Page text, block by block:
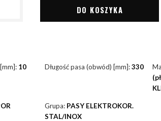
DO KOSZYKA
10 Długość pasa (obwód) [mm]:330
Grupa: PASY ELEKTROKOR.
STAL/INOX